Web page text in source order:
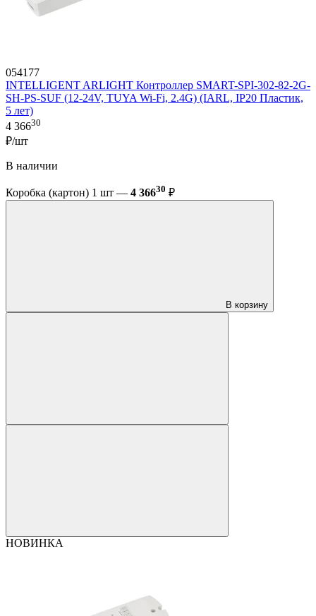
054177
INTELLIGENT ARLIGHT Контроллер SMART-SPI-302-82-2G-
SH-PS-SUF (12-24V, TUYA Wi-Fi, 2.4G) (IARL, IP20 Пластик,
5 лет)
4 36630
₽/шт
В наличии
Коробка (картон) 1 шт — 4 36630 ₽
В корзину
НОВИНКА